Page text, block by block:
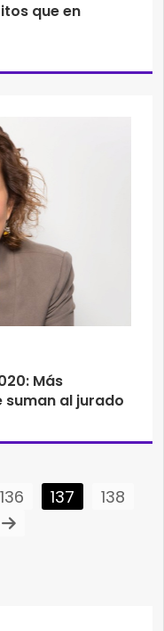
que en
Más
suman al jurado
136 137
138